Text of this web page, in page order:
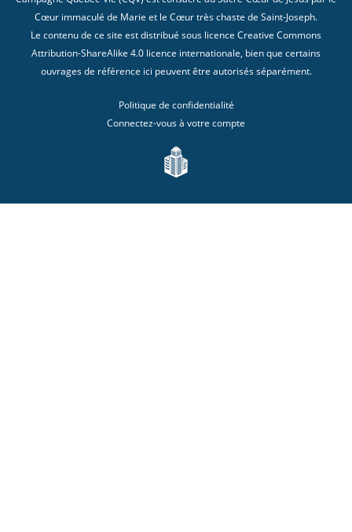
Cœur immaculé de Marie et le Cœur très chaste de Saint-Joseph.
Le contenu de ce site est distribué sous licence Creative Commons
Attribution-ShareAlike 4.0 licence internationale , bien que certains
ouvrages de référence ici peuvent être autorisés séparément.
Politique de confidentialité
Connectez-vous à votre compte